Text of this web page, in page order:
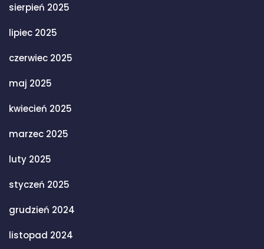
sierpień 2025
lipiec 2025
czerwiec 2025
maj 2025
kwiecień 2025
marzec 2025
luty 2025
styczeń 2025
grudzień 2024
listopad 2024